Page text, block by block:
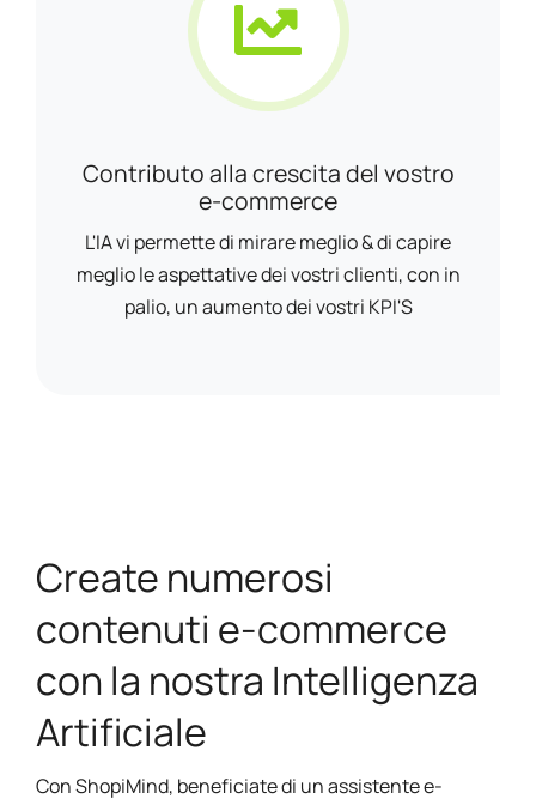
Contributo alla crescita del vostro
e-commerce
L'IA vi permette di mirare meglio & di capire
meglio le aspettative dei vostri clienti, con in
palio, un aumento dei vostri KPI'S
Create numerosi
contenuti e-commerce
con la nostra Intelligenza
Artificiale
Con ShopiMind, beneficiate di un assistente e-